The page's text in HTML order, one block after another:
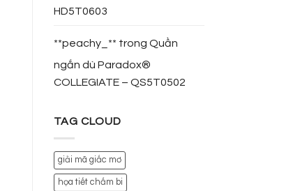
HD5T0603
**peachy_** trong Quần
ngắn dù Paradox®
COLLEGIATE – QS5T0502
TAG CLOUD
giải mã giấc mơ
họa tiết chấm bi